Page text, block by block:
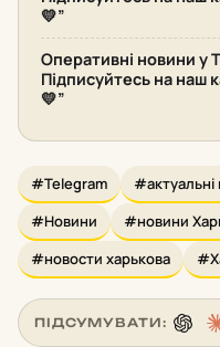
💛”
Оперативні новини у
Підписуйтесь на наш
💛”
#Telegram
#Новини
#новини
#новости харькова
ПІДСУМУВАТИ: